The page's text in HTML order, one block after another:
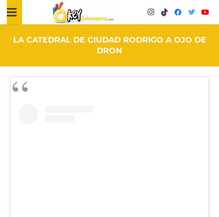
LA CATEDRAL DE CIUDAD RODRIGO A OJO DE
DRON